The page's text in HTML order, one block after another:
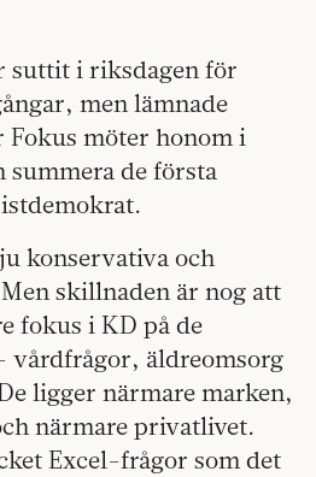
suttit i riksdagen för
men lämnade
möter honom i
summera de första
konservativa och
skillnaden är nog att
fokus i KD på de
vårdfrågor, äldreomsorg
ligger närmare marken,
närmare privatlivet.
Excel-frågor som det